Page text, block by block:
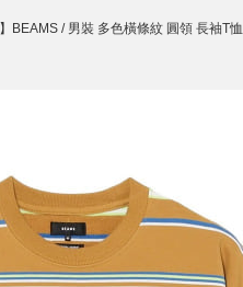
】BEAMS / 男裝 多色橫條紋 圓領 長袖T恤